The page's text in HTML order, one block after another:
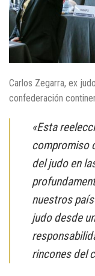
Carlos Zegarra, ex
confederación
«Esta
compromiso
del judo en
nuestros
judo desde
rincones del